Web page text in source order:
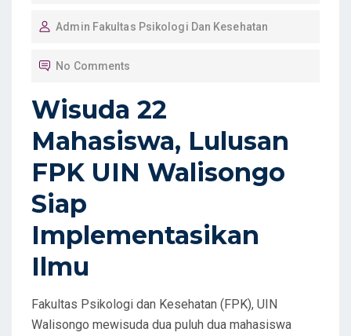
S
O
N
Admin Fakultas Psikologi Dan Kesehatan
No Comments
Wisuda 22
Mahasiswa, Lulusan
FPK UIN Walisongo
Siap
Implementasikan
Ilmu
Fakultas Psikologi dan Kesehatan (FPK), UIN
Walisongo mewisuda dua puluh dua mahasiswa